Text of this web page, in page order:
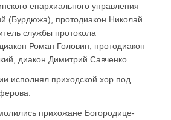
епархиального управления
(Бурдюжа), протодиакон Николай
службы протокола
Роман Головин, протодиакон
диакон Димитрий Савченко.
исполнял приходской хор под
прихожане Богородице-